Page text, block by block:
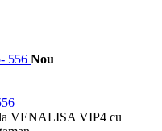
Nou
la VENALISA VIP4 cu